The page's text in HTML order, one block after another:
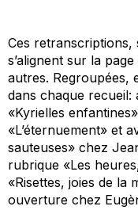
Ces retranscriptions,
s’alignent sur la
autres. Regroupées,
dans chaque recueil:
«Kyrielles
«L’éternuement» et
sauteuses» chez
rubrique «Les
«Risettes, joies de la
ouverture chez